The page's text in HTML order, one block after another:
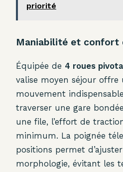
priorité
Maniabilité et confort
Équipée de 4 roues
valise moyen séjour offre
mouvement
traverser une gare
une file, l’effort de
minimum. La poignée
positions permet
morphologie, évitant les